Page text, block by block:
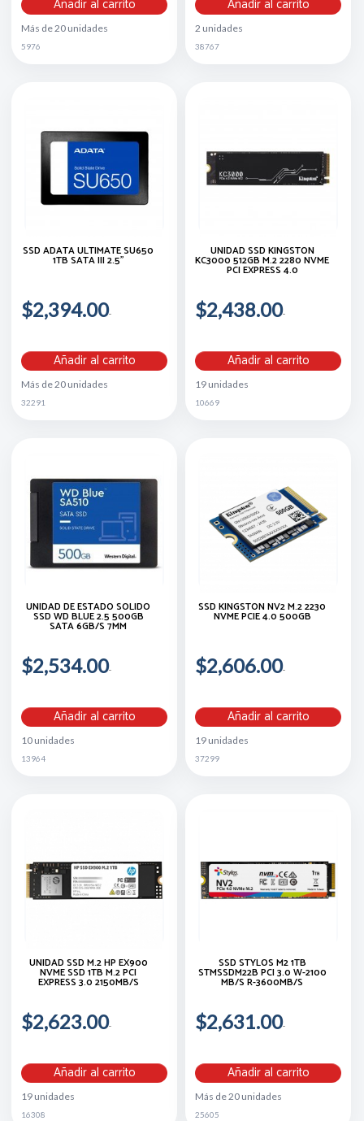
Añadir al carrito
Más de 20 unidades
5976
Añadir al carrito
2 unidades
38767
SSD ADATA ULTIMATE SU650
1TB SATA III 2.5"
$2,394.00
Añadir al carrito
Más de 20 unidades
32291
UNIDAD SSD KINGSTON
KC3000 512GB M.2 2280 NVME
PCI EXPRESS 4.0
$2,438.00
Añadir al carrito
19 unidades
10669
UNIDAD DE ESTADO SOLIDO
SSD WD BLUE 2.5 500GB
SATA 6GB/S 7MM
$2,534.00
Añadir al carrito
10 unidades
13964
SSD KINGSTON NV2 M.2 2230
NVME PCIE 4.0 500GB
$2,606.00
Añadir al carrito
19 unidades
37299
UNIDAD SSD M.2 HP EX900
NVME SSD 1TB M.2 PCI
EXPRESS 3.0 2150MB/S
$2,623.00
Añadir al carrito
19 unidades
16308
SSD STYLOS M2 1TB
STMSSDM22B PCI 3.0 W-2100
MB/S R-3600MB/S
$2,631.00
Añadir al carrito
Más de 20 unidades
25605